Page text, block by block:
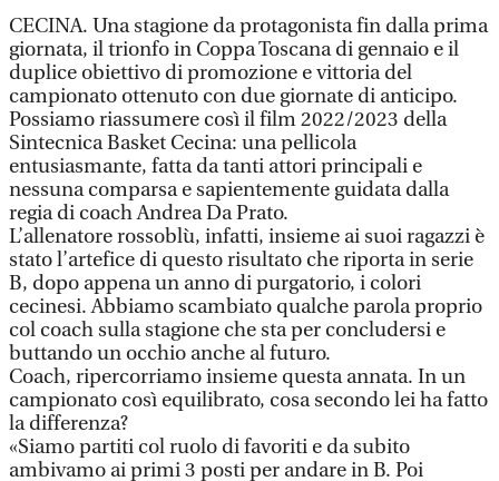
CECINA. Una stagione da protagonista fin dalla prima
giornata, il trionfo in Coppa Toscana di gennaio e il
duplice obiettivo di promozione e vittoria del
campionato ottenuto con due giornate di anticipo.
Possiamo riassumere così il film 2022/2023 della
Sintecnica Basket Cecina: una pellicola
entusiasmante, fatta da tanti attori principali e
nessuna comparsa e sapientemente guidata dalla
regia di coach Andrea Da Prato.
L’allenatore rossoblù, infatti, insieme ai suoi ragazzi è
stato l’artefice di questo risultato che riporta in serie
B, dopo appena un anno di purgatorio, i colori
cecinesi. Abbiamo scambiato qualche parola proprio
col coach sulla stagione che sta per concludersi e
buttando un occhio anche al futuro.
Coach, ripercorriamo insieme questa annata. In un
campionato così equilibrato, cosa secondo lei ha fatto
la differenza?
«Siamo partiti col ruolo di favoriti e da subito
ambivamo ai primi 3 posti per andare in B. Poi